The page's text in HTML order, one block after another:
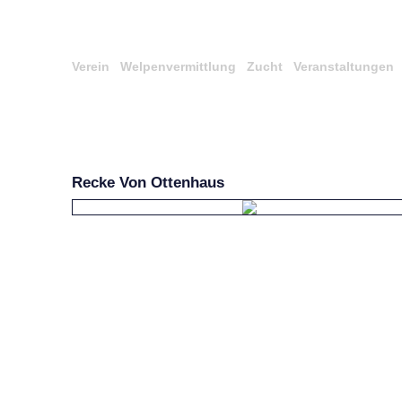
Verein Welpenvermittlung Zucht Veranstaltungen
Recke Von Ottenhaus